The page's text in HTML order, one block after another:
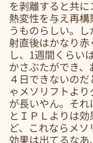
を剥離すると共
熱変性を与え再
うものらしい。
射直後はかなり赤
し、1週間くらい
かさぶたができ、
４日できないの
ゃメソリフトよ
が長いやん。それ
とＩＰＬよりは
ど、これならメ
効果は出てるなあ